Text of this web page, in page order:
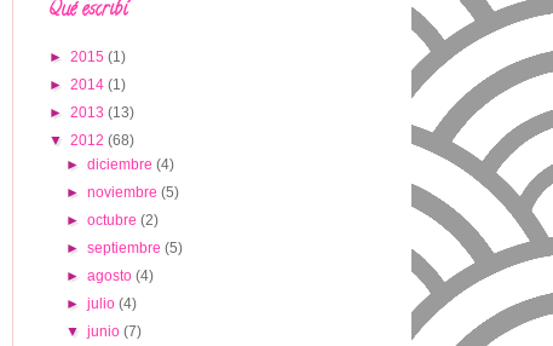
Qué escribí
► 2015 (1)
► 2014 (1)
► 2013 (13)
▼ 2012 (68)
►diciembre(4)
►noviembre(5)
►octubre(2)
►septiembre(5)
►agosto(4)
►julio(4)
▼junio(7)